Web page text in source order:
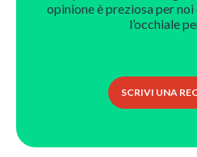
opinione è preziosa per
l’occhiale
SCRIVI UNA